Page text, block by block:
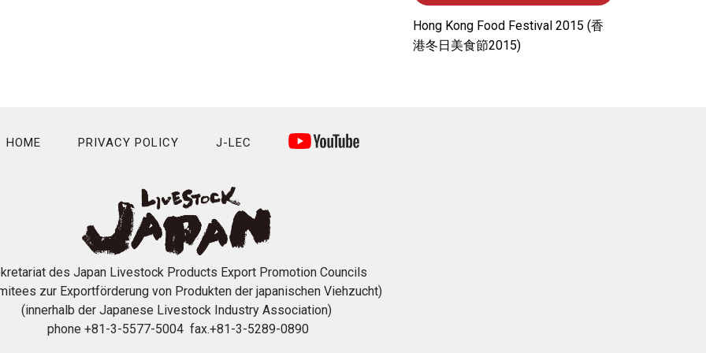
Hong Kong Food Festival 2015 (⾹
港冬⽇美⾷節2015)
HOME PRIVACY POLICY J-LEC
des Japan Livestock Products Export Promotion Councils
zur Exportförderung von Produkten der japanischen Viehzucht)
(innerhalb der Japanese Livestock Industry Association)
phone +81-3-5577-5004 fax.+81-3-5289-0890